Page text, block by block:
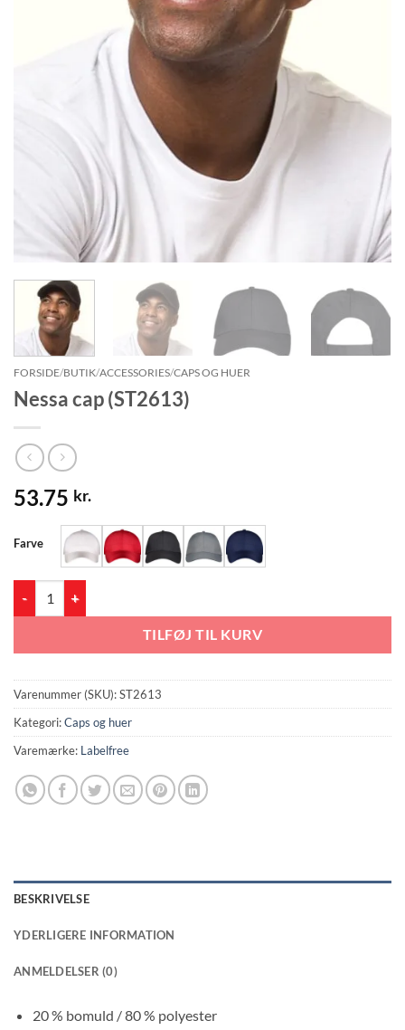
FORSIDE/BUTIK/ACCESSORIES/CAPS OG HUER
Nessa cap (ST2613)
53.75 kr.
Farve
TILFØJ TIL KURV
Varenummer (SKU):ST2613
Kategori:Caps og huer
Varemærke: Labelfree
BESKRIVELSE
YDERLIGERE INFORMATION
ANMELDELSER (0)
20 % bomuld / 80 % polyester